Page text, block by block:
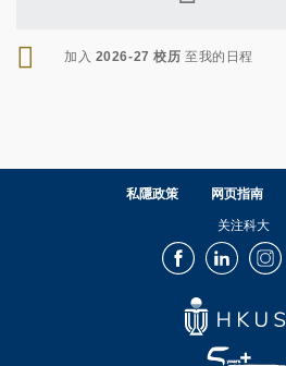
RSS
加入 2026-27 校历 至我的日程
私隱政策 网页指南
关注科大
FacebookLinkedIn